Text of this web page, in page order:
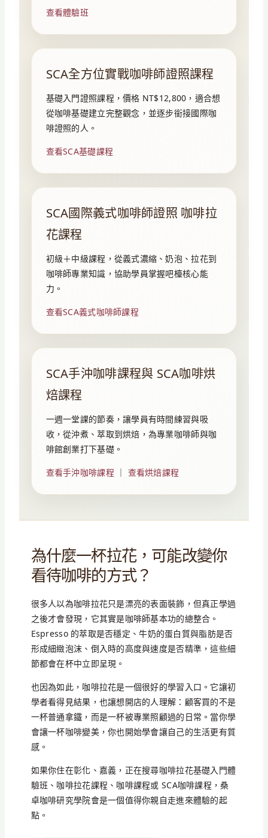
查看體驗班
SCA全方位實戰咖啡師證照課程
基礎入門證照課程，價格 NT$12,800，適合想
從咖啡基礎建立完整觀念，並逐步銜接國際咖
啡證照的人。
查看SCA基礎課程
SCA國際義式咖啡師證照 咖啡拉
花課程
初級＋中級課程，從義式濃縮、奶泡、拉花到
咖啡師專業知識，協助學員掌握吧檯核心能
力。
查看SCA義式咖啡師課程
SCA手沖咖啡課程與 SCA咖啡烘
焙課程
一週一堂課的節奏，讓學員有時間練習與吸
收，從沖煮、萃取到烘焙，為專業咖啡師與咖
啡館創業打下基礎。
查看手沖咖啡課程 查看烘焙課程
為什麼一杯拉花，可能改變你
看待咖啡的方式？
很多人以為咖啡拉花只是漂亮的表面裝飾，但真正學過
之後才會發現，它其實是咖啡師基本功的總整合。
Espresso 的萃取是否穩定、牛奶的蛋白質與脂肪是否
形成細緻泡沫、倒入時的高度與速度是否精準，這些細
節都會在杯中立即呈現。
也因為如此，咖啡拉花是一個很好的學習入口。它讓初
學者看得見結果，也讓想開店的人理解：顧客買的不是
一杯普通拿鐵，而是一杯被專業照顧過的日常。當你學
會讓一杯咖啡變美，你也開始學會讓自己的生活更有質
感。
如果你住在彰化、嘉義，正在搜尋咖啡拉花基礎入門體
驗班、咖啡拉花課程、咖啡課程或 SCA咖啡課程，桑
卓咖啡研究學院會是一個值得你親自走進來體驗的起
點。